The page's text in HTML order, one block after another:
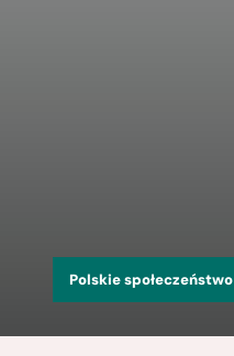
Polskie społeczeństwo